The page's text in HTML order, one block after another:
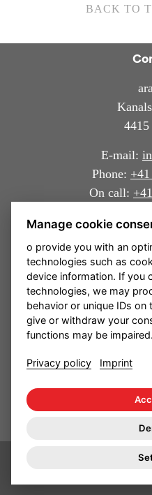
BACK TO
4415
E-mail:
Phone:
On call:
aran on
Manage cookie
o provide you with an
technologies such as
device information. If you
technologies, we may
behavior or unique IDs
give or withdraw your
functions may be impaired.
Privacy policy Imprint